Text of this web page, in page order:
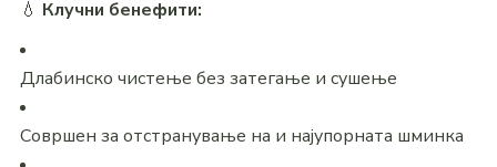
💧 Клучни бенефити:
Длабинско чистење без затегање и сушење
Совршен за отстранување на и најупорната шминка